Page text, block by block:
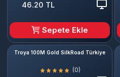
46.20 TL
Sepete Ekle
Troya 100M Gold SilkRoad Türkiye
(0)